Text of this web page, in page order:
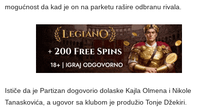
mogućnost da kad je on na parketu rašire odbranu rivala.
Ističe da je Partizan dogovorio dolaske Kajla Olmena i Nikole
Tanaskovića, a ugovor sa klubom je produžio Tonje Džekiri.